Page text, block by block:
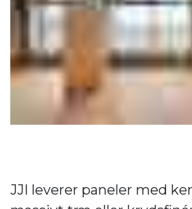
JJI leverer paneler med